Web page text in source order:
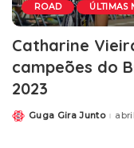
ROAD ÚLTIMAS
Catharine
campeões do
2023
Guga Gira Junto